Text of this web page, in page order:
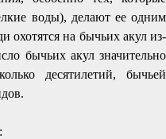
воды), делают ее одним
охотятся на бычьих акул из-
бычьих акул значительно
десятилетий, бычьей